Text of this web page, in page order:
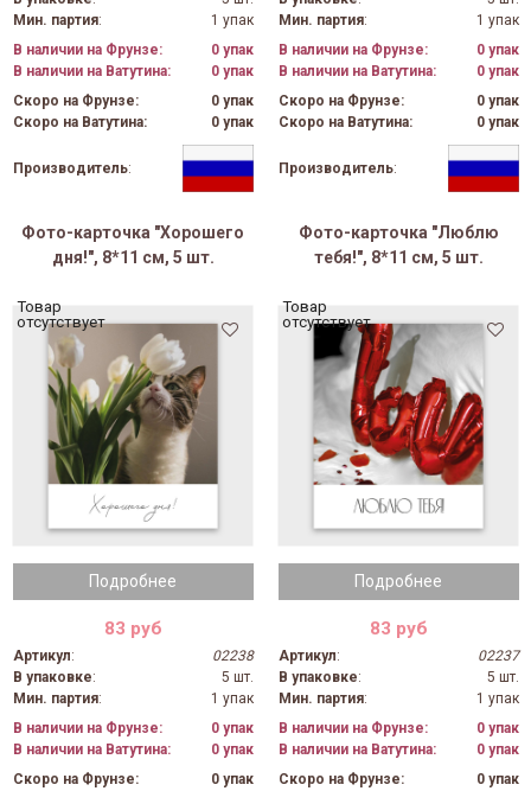
Мин. партия:
1 упак
В наличии на Фрунзе:
0 упак
В наличии на Ватутина:
0 упак
Скоро на Фрунзе:
0 упак
Скоро на Ватутина:
0 упак
Производитель:
Мин. партия:
1 упак
В наличии на Фрунзе:
0 упак
В наличии на Ватутина:
0 упак
Скоро на Фрунзе:
0 упак
Скоро на Ватутина:
0 упак
Производитель:
Фото-карточка "Хорошего
дня!", 8*11 см, 5 шт.
Подробнее
Товар
отсутствует
83 руб
Артикул:
02238
В упаковке:
5 шт.
Мин. партия:
1 упак
В наличии на Фрунзе:
0 упак
В наличии на Ватутина:
0 упак
Скоро на Фрунзе:
0 упак
Фото-карточка "Люблю
тебя!", 8*11 см, 5 шт.
Подробнее
Товар
отсутствует
83 руб
Артикул:
02237
В упаковке:
5 шт.
Мин. партия:
1 упак
В наличии на Фрунзе:
0 упак
В наличии на Ватутина:
0 упак
Скоро на Фрунзе:
0 упак